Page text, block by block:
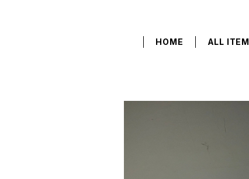
HOME ALL ITEM